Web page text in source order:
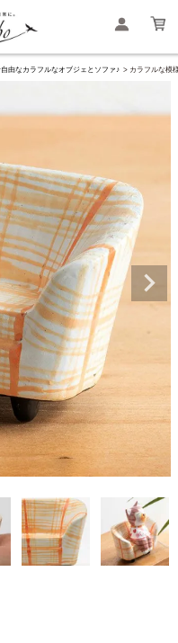
由なカラフルなオブジェとソファ♪ カラフルな模